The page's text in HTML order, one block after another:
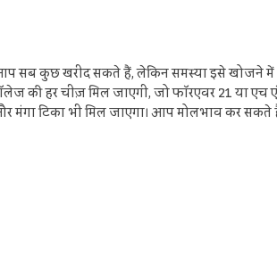
सब कुछ खरीद सकते हैं, लेकिन समस्या इसे खोजने
हर चीज़ मिल जाएगी, जो फॉरएवर 21 या एच
मंगा टिका भी मिल जाएगा। आप मोलभाव